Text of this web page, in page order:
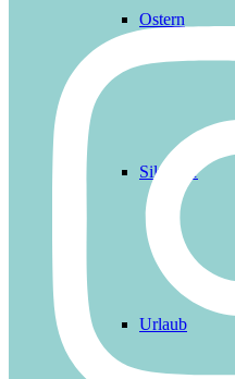
Ostern
Silvester
Urlaub